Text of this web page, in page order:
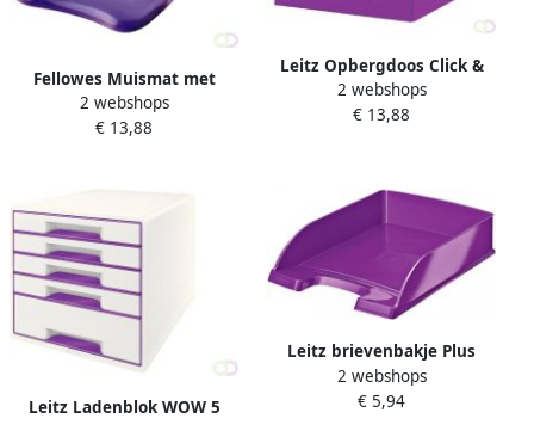
Fellowes Muismat met
polssteun Crystals gel
transparant paars
2 webshops
€ 13,88
Leitz Opbergdoos Click &
Store WOW middel
gerecycled karton
2 webshops
€ 13,88
Leitz Ladenblok WOW 5
Leitz brievenbakje Plus
5226 WOW paars
2 webshops
€ 5,94